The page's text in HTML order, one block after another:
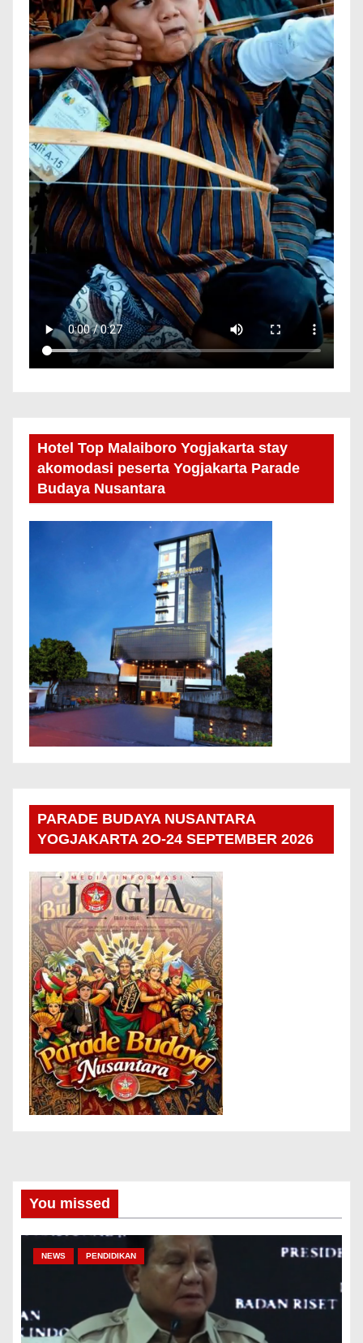
Hotel Top Malaiboro Yogjakarta stay
akomodasi peserta Yogjakarta Parade
Budaya Nusantara
PARADE BUDAYA NUSANTARA
YOGJAKARTA 2O-24 SEPTEMBER 2026
You missed
NEWS PENDIDIKAN